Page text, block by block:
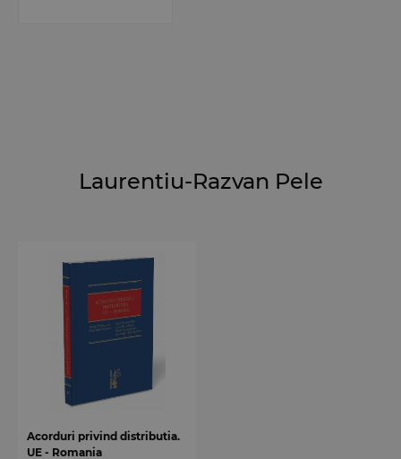
Laurentiu-Razvan Pele
Acorduri privind distributia.
UE - Romania